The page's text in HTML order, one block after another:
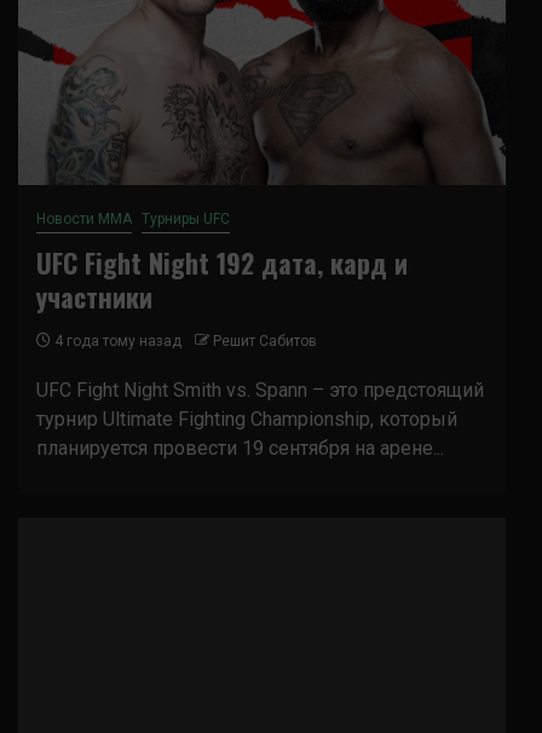
Новости ММА Турниры UFC
UFC Fight Night 192 дата, кард и
участники
4 года тому назад Решит Сабитов
UFC Fight Night Smith vs. Spann – это предстоящий
турнир Ultimate Fighting Championship, который
планируется провести 19 сентября на арене...